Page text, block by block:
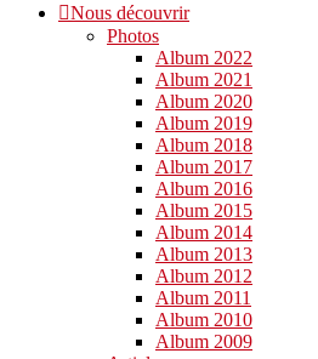
Nous découvrir
Photos
Album 2022
Album 2021
Album 2020
Album 2019
Album 2018
Album 2017
Album 2016
Album 2015
Album 2014
Album 2013
Album 2012
Album 2011
Album 2010
Album 2009